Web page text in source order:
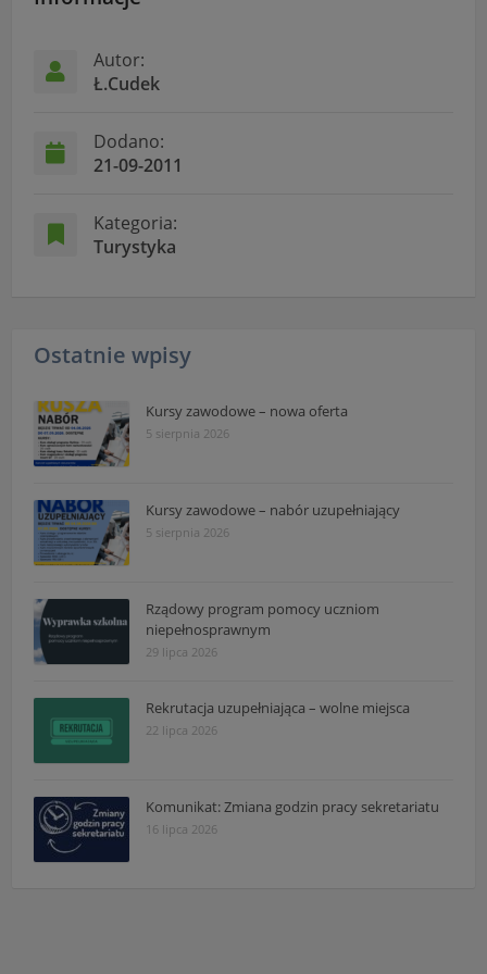
Autor:
Ł.Cudek
Dodano:
21-09-2011
Kategoria:
Turystyka
Ostatnie wpisy
Kursy zawodowe – nowa oferta
5 sierpnia 2026
Kursy zawodowe – nabór uzupełniający
5 sierpnia 2026
Rządowy program pomocy uczniom
niepełnosprawnym
29 lipca 2026
Rekrutacja uzupełniająca – wolne miejsca
22 lipca 2026
Komunikat: Zmiana godzin pracy sekretariatu
16 lipca 2026
przetwarzania danych osobowych dostępne są cały
"Nasza szkoła" > "Bezpieczeństwo"